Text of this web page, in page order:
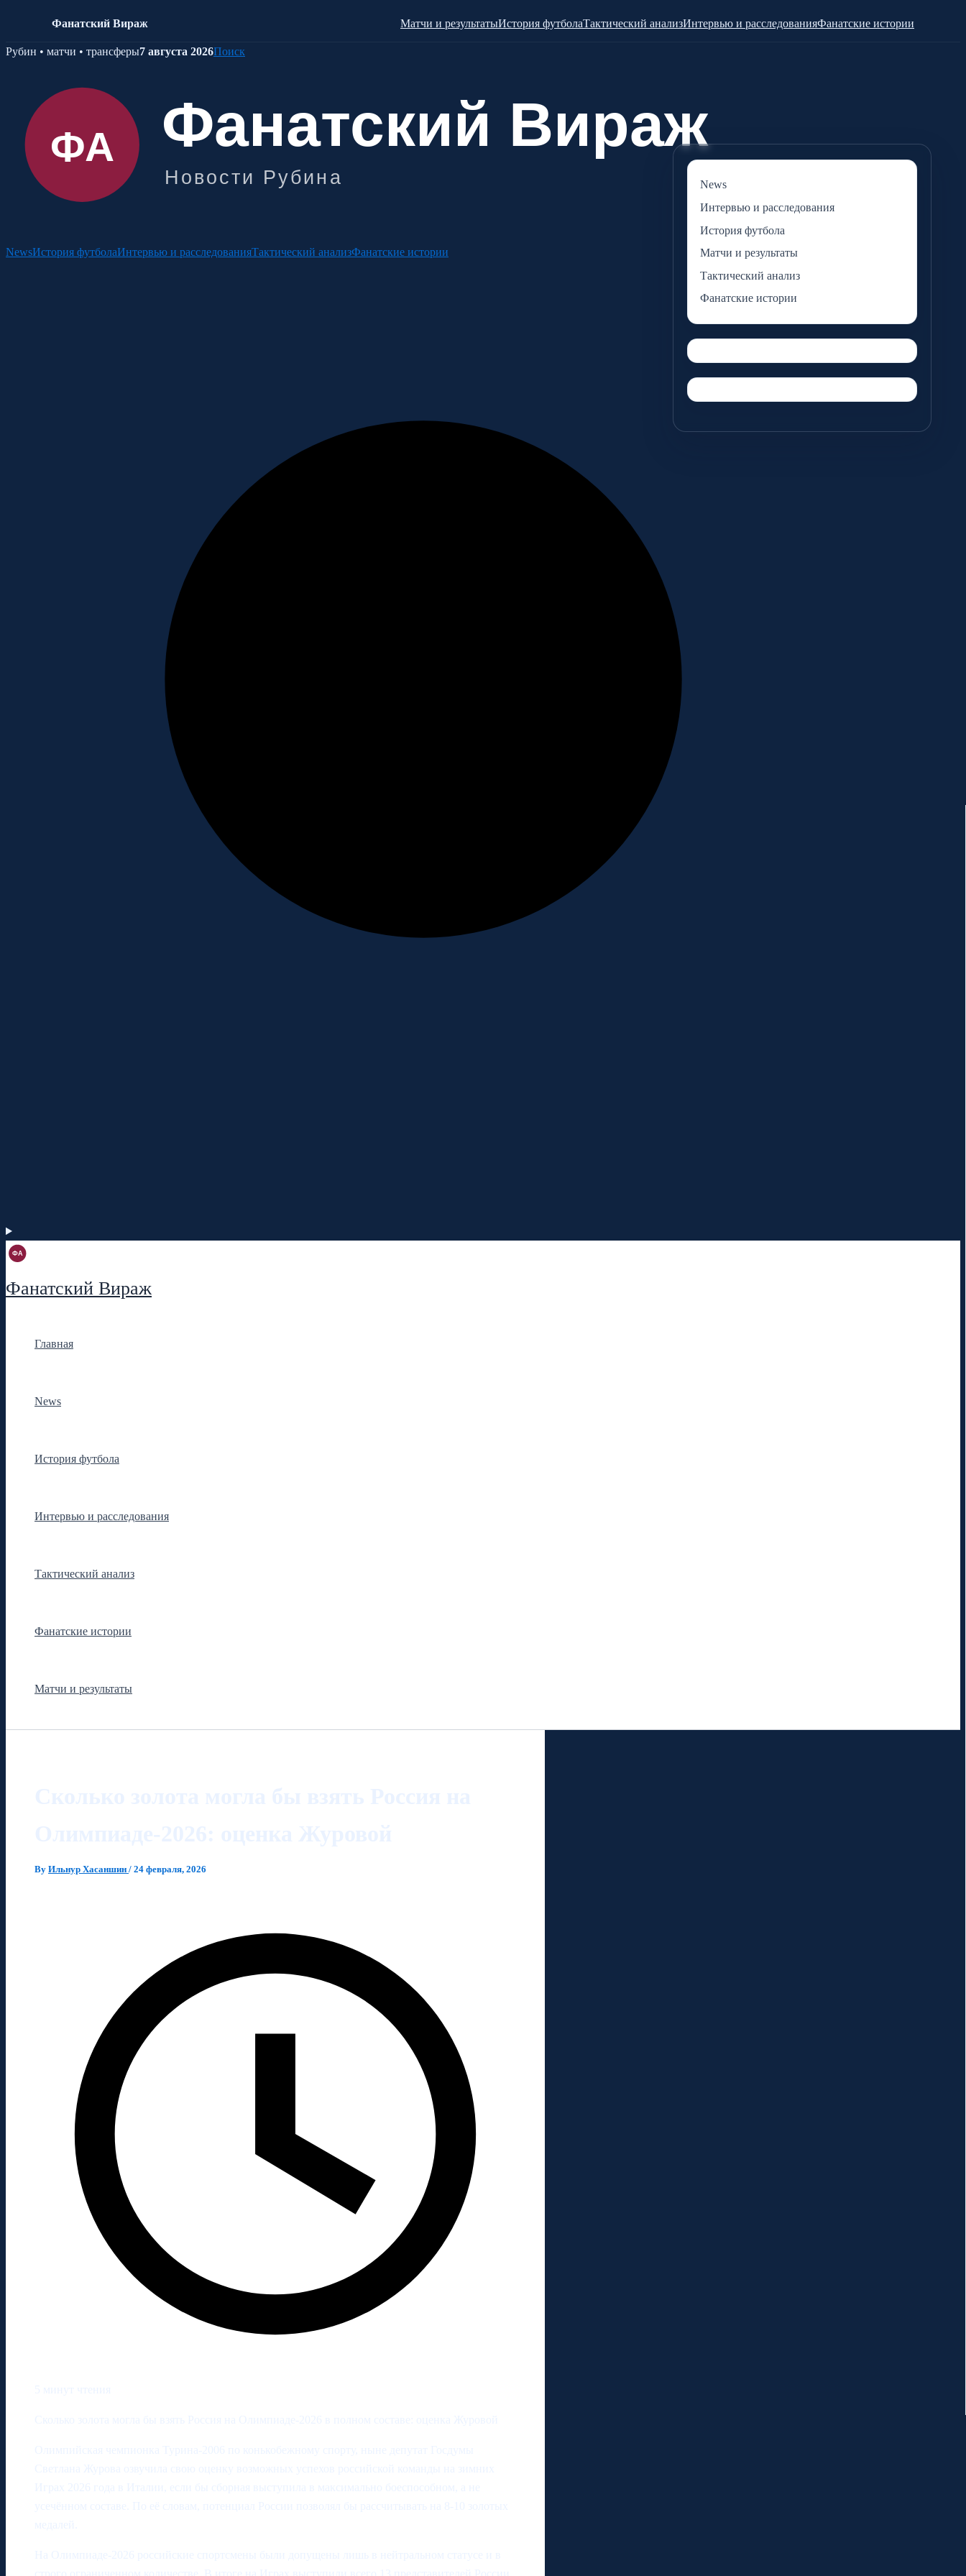
Фанатский Вираж Матчи и результатыИстория футболаТактический анализИнтервью и расследованияФанатские истории
Skip
Рубин • матчи • трансферы7 августа 2026Поиск
NewsИстория футболаИнтервью и расследованияТактический анализФанатские истории
Фанатский Вираж
Главная
News
История футбола
Интервью и расследования
Тактический анализ
Фанатские истории
Матчи и результаты
By Ильнур Хасаншин / 24 февраля, 2026
News
Интервью и расследования
История футбола
Матчи и результаты
Тактический анализ
Фанатские истории